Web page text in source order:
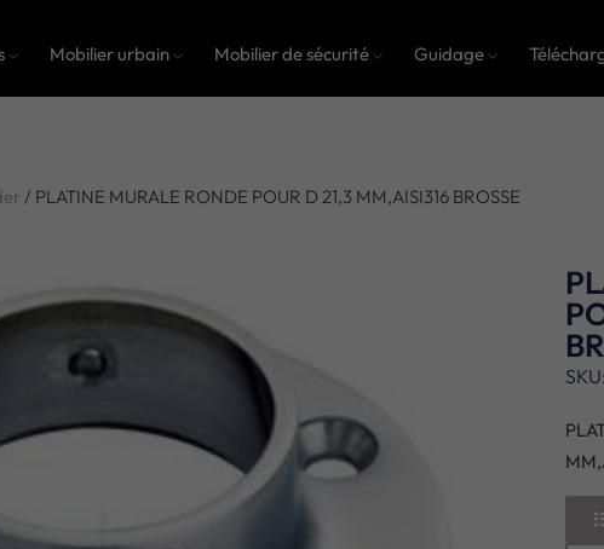
Mobilier urbain Mobilier de sécurité Guidage
/ PLATINE MURALE RONDE POUR D 21,3 MM,AISI316 BROSSE